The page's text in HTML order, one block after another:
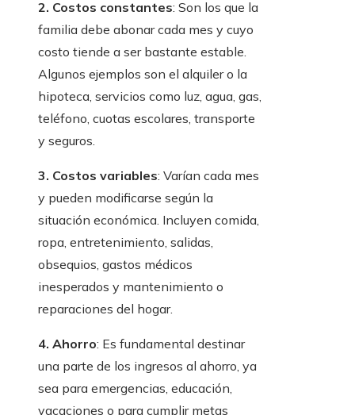
2. Costos constantes: Son los que la
familia debe abonar cada mes y cuyo
costo tiende a ser bastante estable.
Algunos ejemplos son el alquiler o la
hipoteca, servicios como luz, agua, gas,
teléfono, cuotas escolares, transporte
y seguros.
3. Costos variables: Varían cada mes
y pueden modificarse según la
situación económica. Incluyen comida,
ropa, entretenimiento, salidas,
obsequios, gastos médicos
inesperados y mantenimiento o
reparaciones del hogar.
4. Ahorro: Es fundamental destinar
una parte de los ingresos al ahorro, ya
sea para emergencias, educación,
vacaciones o para cumplir metas